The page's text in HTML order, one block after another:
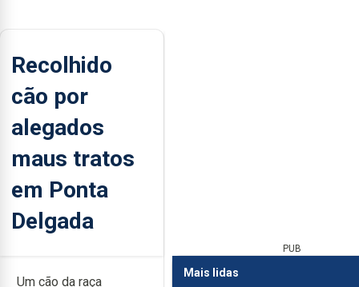
Recolhido
cão por
alegados
maus tratos
em Ponta
Delgada
Um cão da raça
PUB
Mais lidas